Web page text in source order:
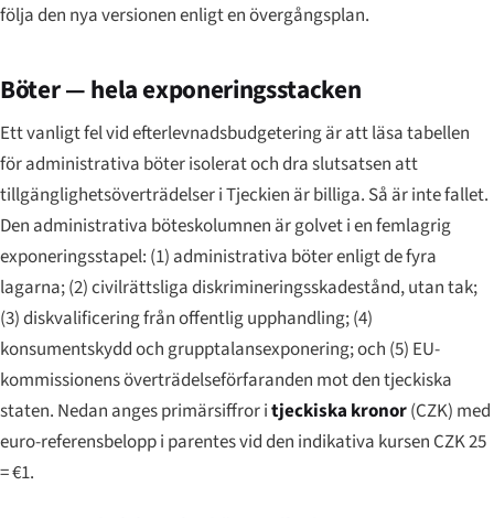
följa den nya versionen enligt en övergångsplan.
Böter — hela exponeringsstacken
Ett vanligt fel vid efterlevnadsbudgetering är att läsa tabellen
för administrativa böter isolerat och dra slutsatsen att
tillgänglighetsöverträdelser i Tjeckien är billiga. Så är inte fallet.
Den administrativa böteskolumnen är golvet i en femlagrig
exponeringsstapel: (1) administrativa böter enligt de fyra
lagarna; (2) civilrättsliga diskrimineringsskadestånd, utan tak;
(3) diskvalificering från offentlig upphandling; (4)
konsumentskydd och grupptalansexponering; och (5) EU-
kommissionens överträdelseförfaranden mot den tjeckiska
staten. Nedan anges primärsiffror itjeckiska kronor(CZK) med
euro-referensbelopp i parentes vid den indikativa kursen CZK 25
= €1.